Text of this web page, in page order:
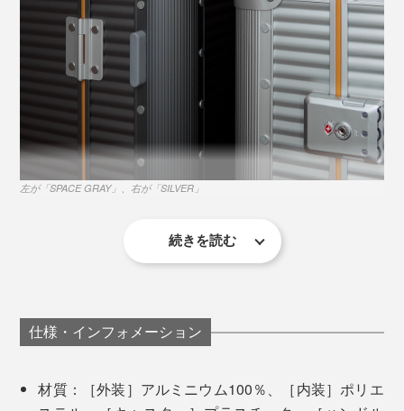
モノの本質に立ち返り、使う人の環境や行動からデザイ
ンされているから、ミニマムで控えめなのに、その機能
に胸を打たれます。
どれだけ斬新な機能があっても、頑丈でなければいいス
なら、耐久性も耐衝撃性も申し分なし。
左が「SPACE GRAY」、右が「SILVER」
絶妙だと思います。
知る限り他にはない。渋さがあって重過ぎない感じにグ
続きを読む
仕様・インフォメーション
材質：［外装］アルミニウム100％、［内装］ポリエ